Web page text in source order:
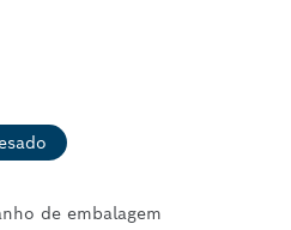
de embalagem